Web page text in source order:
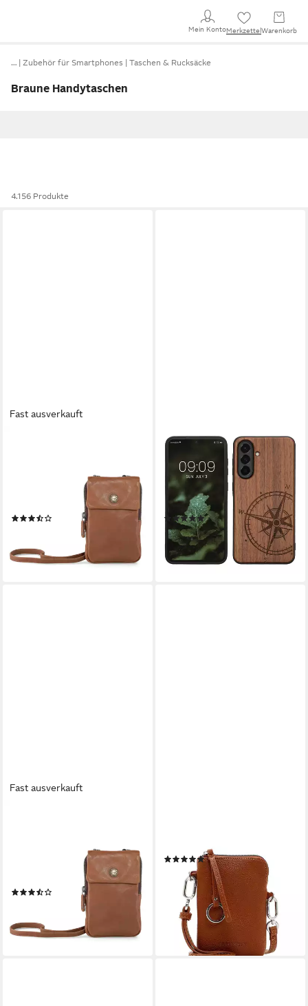
Mein KontoMerkzettel Warenkorb
… Zubehör für Smartphones Taschen & Rucksäcke
Braune Handytaschen
4.156 Produkte
Fast ausverkauft
Umhängetasche für Handys
8,5 x 15 x 1,3 cm
lieferbar - in 3-4 Werktagen bei dir
KWMOBILE
Handytasche Hülle für
Samsung Galaxy A56 5G (1-
tlg), Handyhülle TPU Cover
Bumper Case
(1)
10,99 €
lieferbar - in 4-5 Werktagen bei dir
Fast ausverkauft
Handytasche LILLY -
Umhängetasche für Handys
8,5 x 15 x 1,3 cm
lieferbar - in 3-4 Werktagen bei dir
Logo Prägung
(1)
ab 23,99 € UVP29,99 €
-20%
lieferbar - in 2-3 Werktagen bei dir